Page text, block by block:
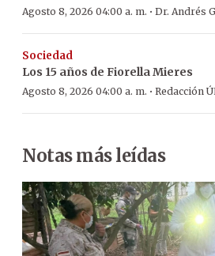
Agosto 8, 2026 04:00 a. m. · Dr. Andrés
Sociedad
Los 15 años de Fiorella Mieres
Agosto 8, 2026 04:00 a. m. · Redacción
Notas más leídas